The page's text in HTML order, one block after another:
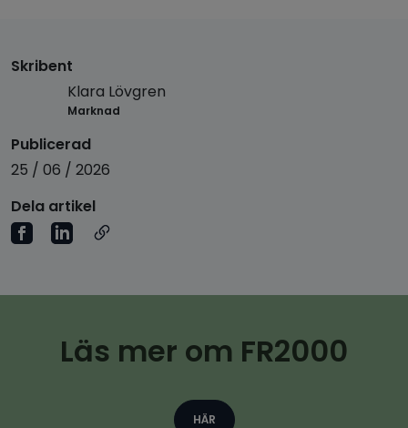
Skribent
Klara Lövgren
Marknad
Publicerad
25 / 06 / 2026
Dela artikel
Läs mer om FR2000
HÄR